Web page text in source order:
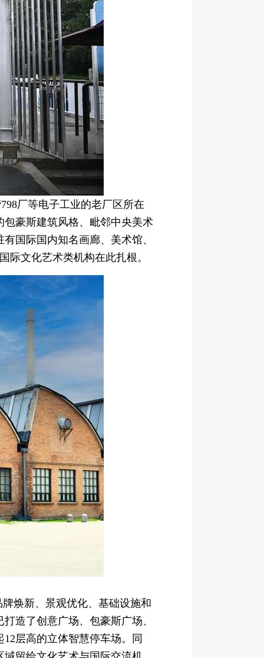
厂等电子工业的老厂区所在
豪斯建筑风格、毗邻中央美术
国际国内知名画廊、美术馆、
际文化艺术类机构在此扎根。
焕新、景观优化、基础设施和
造了创意广场、包豪斯广场、
层高的立体智慧停车场。同